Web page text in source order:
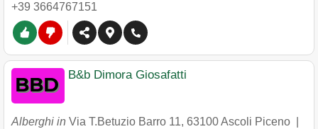
+39 3664767151
B&b Dimora Giosafatti
Alberghi in Via T.Betuzio Barro 11, 63100Ascoli Piceno